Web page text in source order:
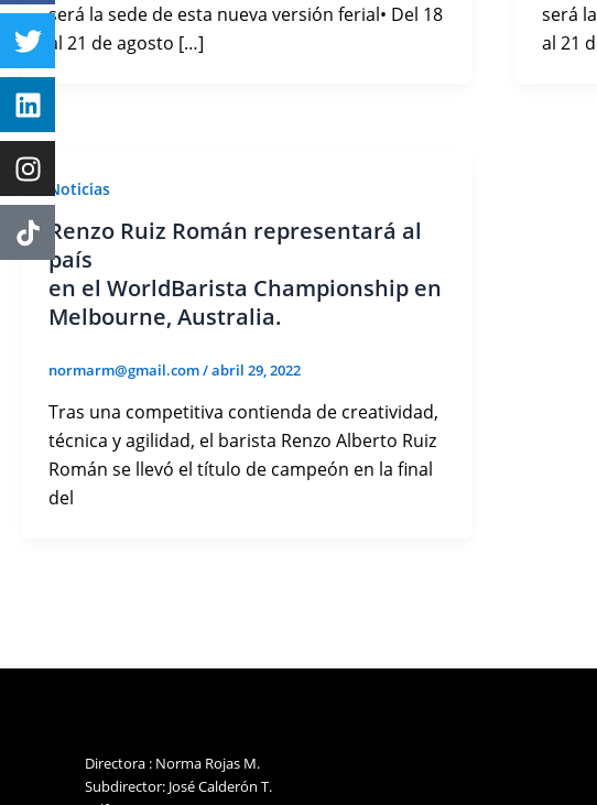
será la sede de esta nueva versión ferial• Del 18
al 21 de agosto […]
será
al 21
Noticias
Renzo Ruiz Román representará al
país
en el WorldBarista Championship en
Melbourne, Australia.
normarm@gmail.com/abril 29, 2022
Tras una competitiva contienda de creatividad,
técnica y agilidad, el barista Renzo Alberto Ruiz
Román se llevó el título de campeón en la final
del
Directora : Norma Rojas M.
Subdirector: José Calderón T.